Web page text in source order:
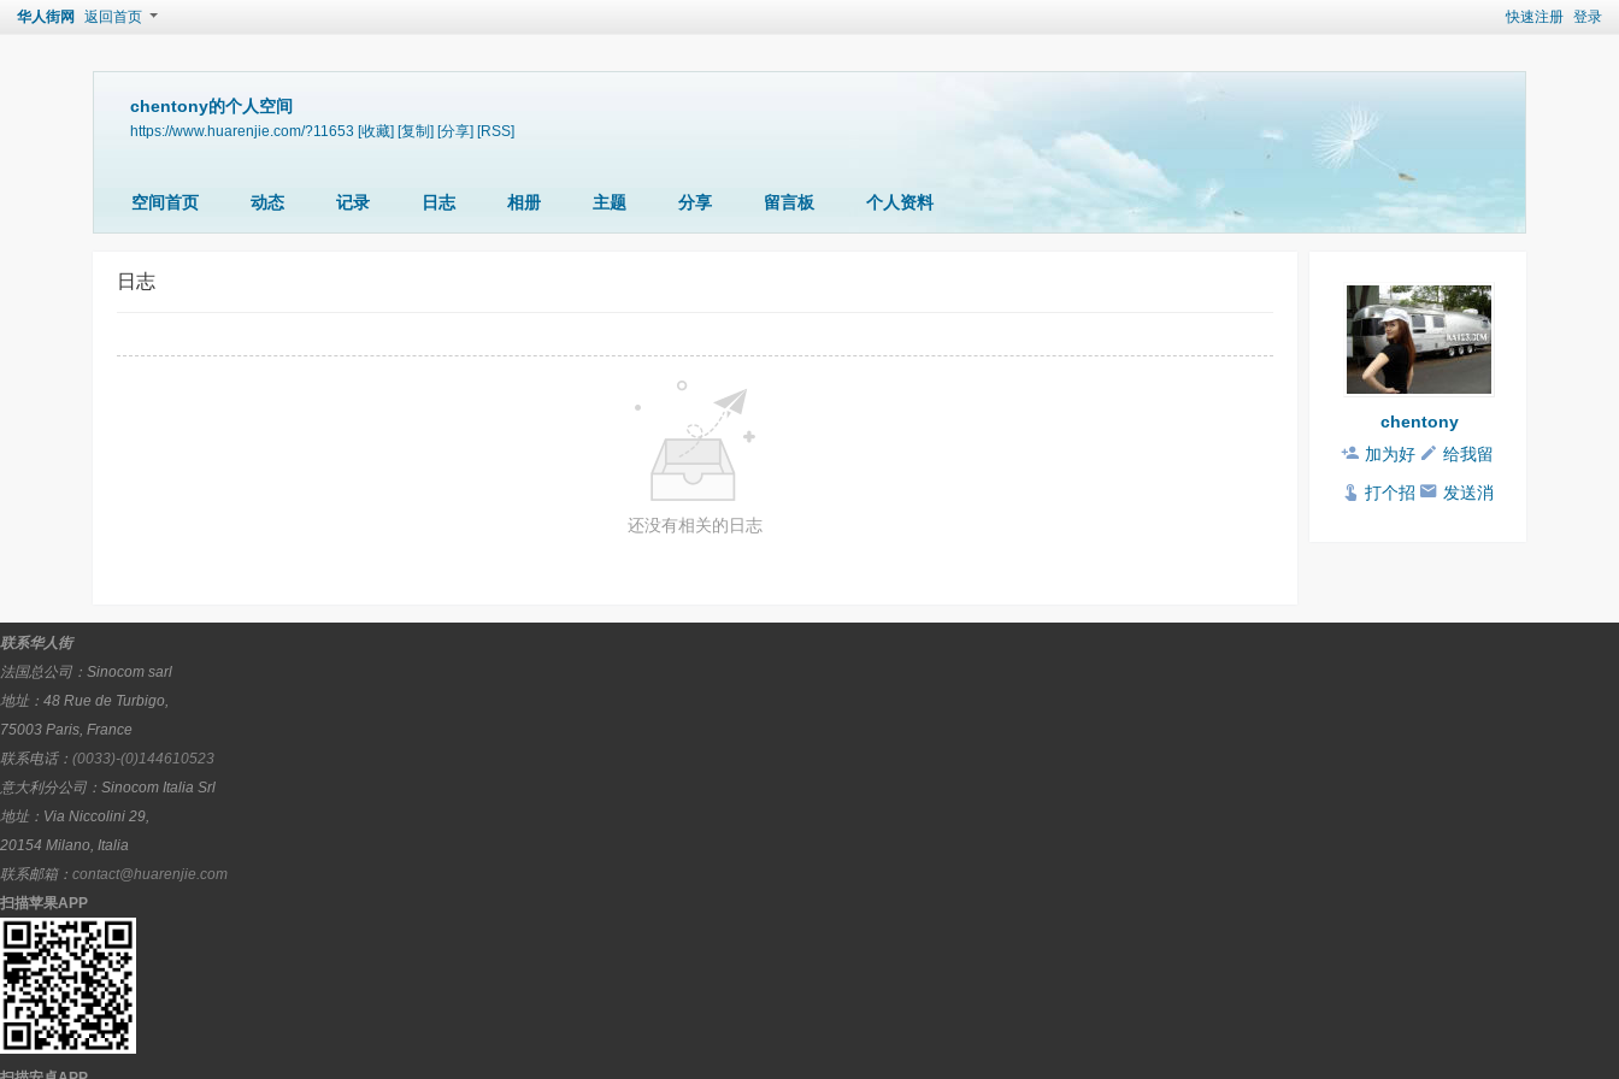
快速注册 登录
华人街网 返回首页
chentony的个人空间
https://www.huarenjie.com/?11653 [收藏] [复制] [分享] [RSS]
空间首页 动态 记录 日志 相册 主题 分享 留言板 个人资料
日志
还没有相关的日志
chentony
加为好
友
给我留
言
打个招
发送消
联系华人街
法国总公司： Sinocom sarl
地址： 48 Rue de Turbigo,
75003 Paris, France
联系电话： (0033)-(0)144610523
意大利分公司： Sinocom Italia Srl
地址： Via Niccolini 29,
20154 Milano, Italia
联系邮箱： contact@huarenjie.com
扫描苹果APP